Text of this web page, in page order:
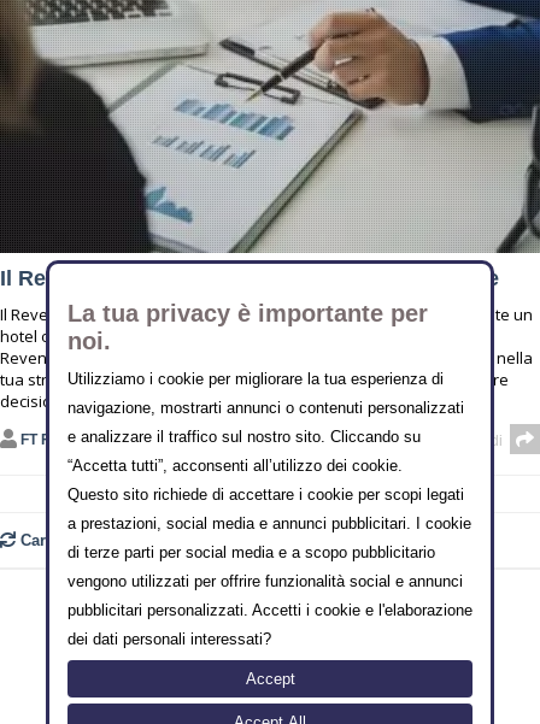
Il Revenue Management per Hotel spiegato bene
Il Revenue Management è un’attività chiave per gestire efficacemente un
hotel o una struttura ricettiva. In questo articolo scoprirai che cos’è il
Revenue Management, quali sono i suoi vantaggi e come applicarlo nella
tua struttura. Grazie a queste informazioni sarai in grado di prendere
decisioni
FT FORMAZIONETURISMO Condividi
Carica ancora
La tua privacy è importante per
noi.
Utilizziamo i cookie per migliorare la tua esperienza di
navigazione, mostrarti annunci o contenuti personalizzati
e analizzare il traffico sul nostro sito. Cliccando su
“Accetta tutti”, acconsenti all’utilizzo dei cookie.
Questo sito richiede di accettare i cookie per scopi legati
a prestazioni, social media e annunci pubblicitari. I cookie
di terze parti per social media e a scopo pubblicitario
vengono utilizzati per offrire funzionalità social e annunci
pubblicitari personalizzati. Accetti i cookie e l'elaborazione
dei dati personali interessati?
Accept
Copyright © 2000-2014 FT-FTLAB SRLS
Sede legale: Vico II Alferio N° 3 - 86170 Isernia [IT]